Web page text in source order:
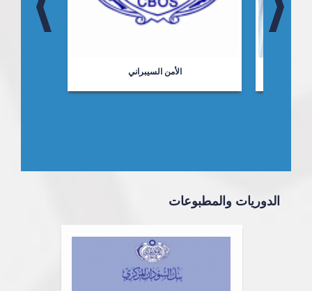
الأمن السيبراني
الدوريات والمطبوعات